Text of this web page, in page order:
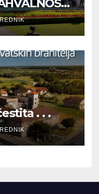
. . .